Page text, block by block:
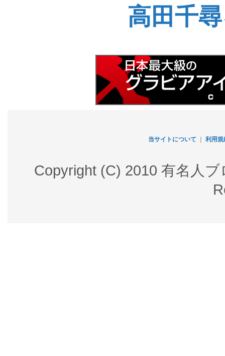
高田千
当サイトについて 利用規
Copyright (C) 2010 有名人